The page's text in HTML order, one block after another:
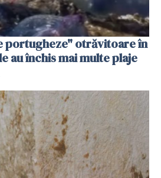
portugheze" otrăvitoare în
au închis mai multe plaje